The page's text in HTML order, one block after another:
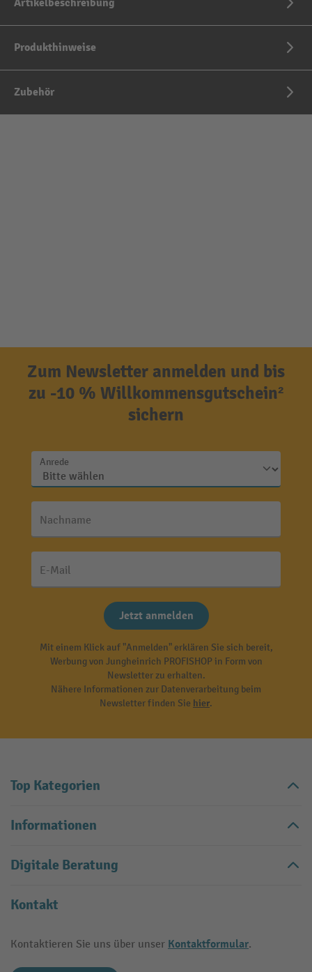
Artikelbeschreibung
Produkthinweise
Zubehör
Zum Newsletter anmelden und bis
zu -10 % Willkommensgutschein²
sichern
Anrede
Nachname
E-Mail
Jetzt anmelden
Mit einem Klick auf "Anmelden" erklären Sie sich bereit,
Werbung von Jungheinrich PROFISHOP in Form von
Newsletter zu erhalten.
Nähere Informationen zur Datenverarbeitung beim
Newsletter finden Sie hier.
Top Kategorien
Informationen
Digitale Beratung
Kontakt
Kontaktieren Sie uns über unser Kontaktformular.